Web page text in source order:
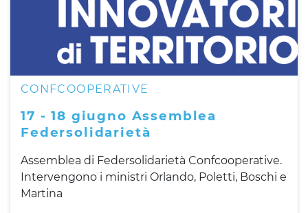
CONFCOOPERATIVE
17 - 18 giugno Assemblea
Federsolidarietà
Assemblea di Federsolidarietà Confcooperative.
Intervengono i ministri Orlando, Poletti, Boschi e
Martina